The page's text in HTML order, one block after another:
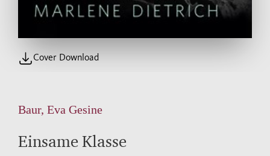
Cover Download
Baur, Eva Gesine
Einsame Klasse